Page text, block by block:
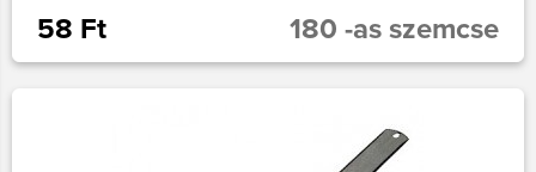
58 Ft 180 -as szemcse